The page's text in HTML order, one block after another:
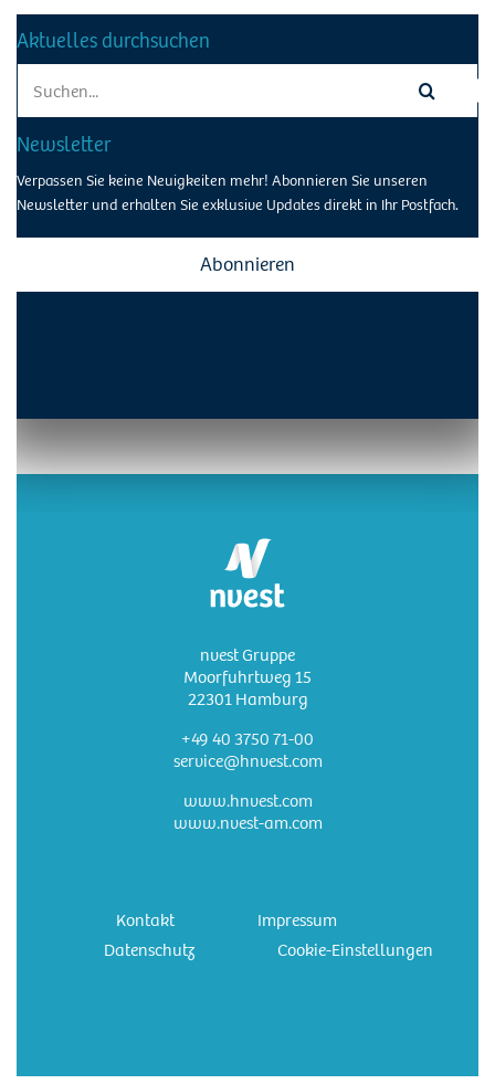
Aktuelles durchsuchen
for:
Newsletter
Verpassen Sie keine Neuigkeiten mehr! Abonnieren Sie unseren
Newsletter und erhalten Sie exklusive Updates direkt in Ihr Postfach.
Abonnieren
nvest Gruppe
Moorfuhrtweg 15
22301 Hamburg
+49 40 3750 71-00
service@hnvest.com
www.hnvest.com
www.nvest-am.com
Kontakt
Impressum
Datenschutz
Cookie-Einstellungen